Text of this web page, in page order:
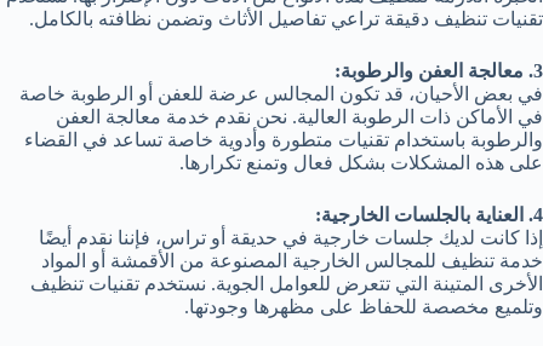
تقنيات تنظيف دقيقة تراعي تفاصيل الأثاث وتضمن نظافته بالكامل.
3. معالجة العفن والرطوبة:
في بعض الأحيان، قد تكون المجالس عرضة للعفن أو الرطوبة خاصة
في الأماكن ذات الرطوبة العالية. نحن نقدم خدمة معالجة العفن
والرطوبة باستخدام تقنيات متطورة وأدوية خاصة تساعد في القضاء
على هذه المشكلات بشكل فعال وتمنع تكرارها.
4. العناية بالجلسات الخارجية:
إذا كانت لديك جلسات خارجية في حديقة أو تراس، فإننا نقدم أيضًا
خدمة تنظيف للمجالس الخارجية المصنوعة من الأقمشة أو المواد
الأخرى المتينة التي تتعرض للعوامل الجوية. نستخدم تقنيات تنظيف
وتلميع مخصصة للحفاظ على مظهرها وجودتها.